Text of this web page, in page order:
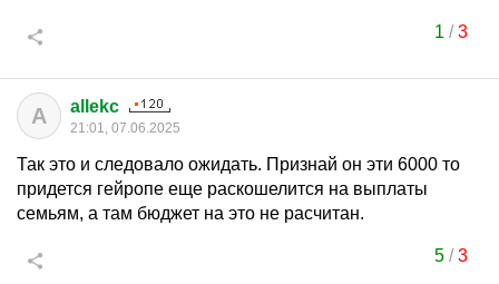
1 /3
A allekc
21:01, 07.06.2025
Так это и следовало ожидать. Признай он эти 6000 то
придется гейропе еще раскошелится на выплаты
семьям, а там бюджет на это не расчитан.
5/3